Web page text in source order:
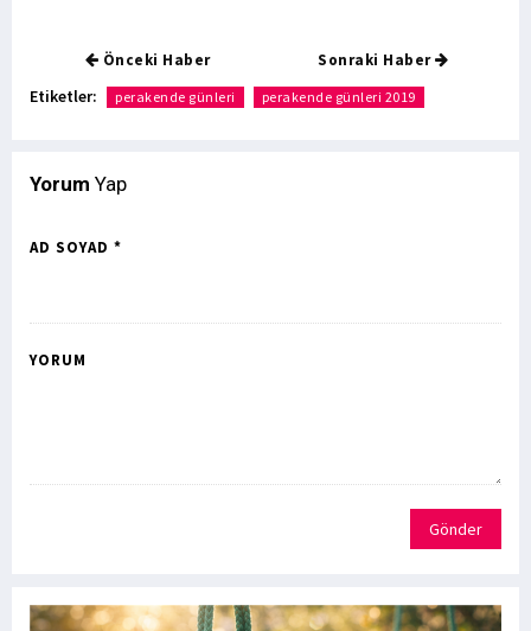
Önceki Haber Sonraki Haber
Etiketler: perakende günleri perakende günleri 2019
Yorum Yap
AD SOYAD *
YORUM
Gönder